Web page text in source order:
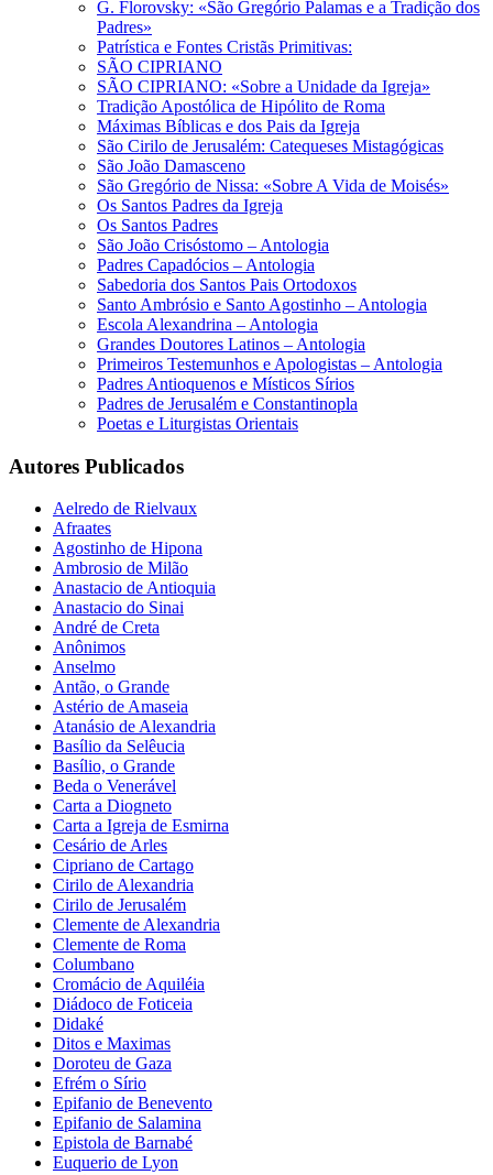
G. Florovsky: «São Gregório Palamas e a Tradição dos
Padres»
Patrística e Fontes Cristãs Primitivas:
SÃO CIPRIANO
SÃO CIPRIANO: «Sobre a Unidade da Igreja»
Tradição Apostólica de Hipólito de Roma
Máximas Bíblicas e dos Pais da Igreja
São Cirilo de Jerusalém: Catequeses Mistagógicas
São João Damasceno
São Gregório de Nissa: «Sobre A Vida de Moisés»
Os Santos Padres da Igreja
Os Santos Padres
São João Crisóstomo – Antologia
Padres Capadócios – Antologia
Sabedoria dos Santos Pais Ortodoxos
Santo Ambrósio e Santo Agostinho – Antologia
Escola Alexandrina – Antologia
Grandes Doutores Latinos – Antologia
Primeiros Testemunhos e Apologistas – Antologia
Padres Antioquenos e Místicos Sírios
Padres de Jerusalém e Constantinopla
Poetas e Liturgistas Orientais
Autores Publicados
Aelredo de Rielvaux
Afraates
Agostinho de Hipona
Ambrosio de Milão
Anastacio de Antioquia
Anastacio do Sinai
André de Creta
Anônimos
Anselmo
Antão, o Grande
Astério de Amaseia
Atanásio de Alexandria
Basílio da Selêucia
Basílio, o Grande
Beda o Venerável
Carta a Diogneto
Carta a Igreja de Esmirna
Cesário de Arles
Cipriano de Cartago
Cirilo de Alexandria
Cirilo de Jerusalém
Clemente de Alexandria
Clemente de Roma
Columbano
Cromácio de Aquiléia
Diádoco de Foticeia
Didaké
Ditos e Maximas
Doroteu de Gaza
Efrém o Sírio
Epifanio de Benevento
Epifanio de Salamina
Epistola de Barnabé
Euquerio de Lyon